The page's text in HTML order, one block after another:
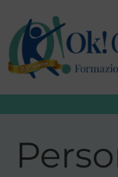
contenuto